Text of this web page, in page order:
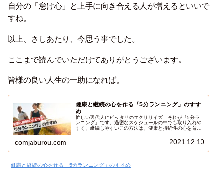
自分の「怠け心」と上手に向き合える人が増えるといいで
すね。
以上、さしあたり、今思う事でした。
ここまで読んでいただけてありがとうございます。
皆様の良い人生の一助になれば。
健康と継続の心を作る「5分ランニング」のすす
め
忙しい現代人にピッタリのエクササイズ、それが「5分ラ
ンニング」です。過密なスケジュールの中でも取り入れや
すく、継続しやすいこの方法は、健康と持続性の心を育て
ようにしてあなたの健康と継続力に貢献するのか、そして
その取り組み方について詳しく解説します。手軽に始めら
comjaburou.com 2021.12.10
健康と継続の心を作る「5分ランニング」のすすめ